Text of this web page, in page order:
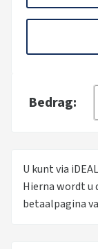
Bedrag:
U kunt via
Hierna wordt u
betaalpagina